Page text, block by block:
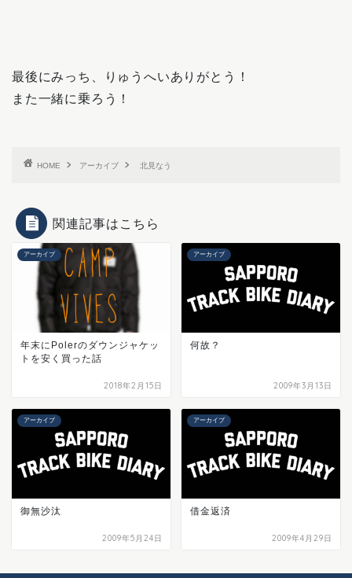
最後にみっち、りゅうへいありがとう！
また一緒に乗ろう！
HOME アーカイブ 北見なう
関連記事はこちら
アーカイブ
年末にPolerのダウンジャケッ
トを安く買った話
2018年2月15日
アーカイブ
何故？
2009年3月13日
アーカイブ
御無沙汰
2009年5月24日
アーカイブ
借金返済
2009年4月29日